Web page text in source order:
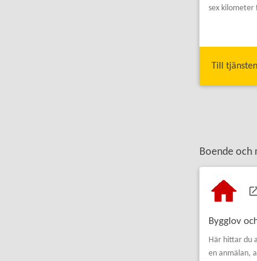
sex kilometer
Till tjänsten
Boende och
Bygglov
Här hittar du
en anmälan,